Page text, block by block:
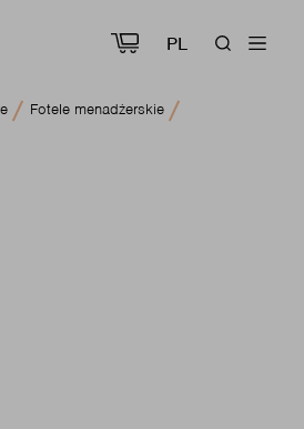
PL
Fotele menadżerskie